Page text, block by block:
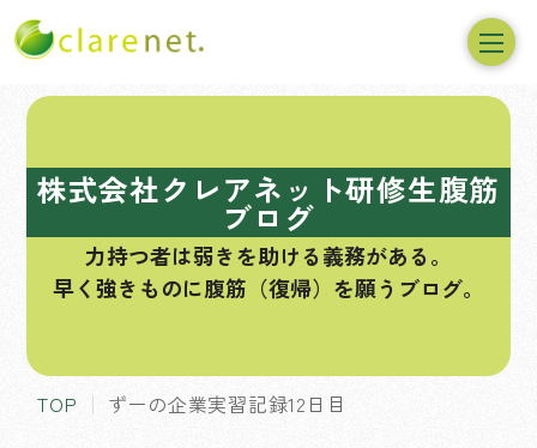
株式会社クレアネット研修生腹筋
ブログ
力持つ者は弱きを助ける義務がある。
早く強きものに腹筋（復帰）を願うブログ。
TOP ずーの企業実習記録12日目